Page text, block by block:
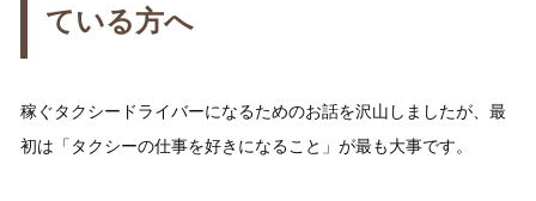
ている方へ
稼ぐタクシードライバーになるためのお話を沢山しましたが、最
初は「タクシーの仕事を好きになること」が最も大事です。